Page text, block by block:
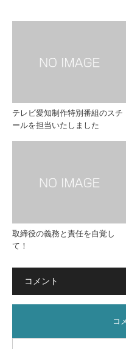
テレビ愛知制作特別番組のスチ
ールを担当いたしました
取締役の義務と責任を自覚し
て！
コメント
コ